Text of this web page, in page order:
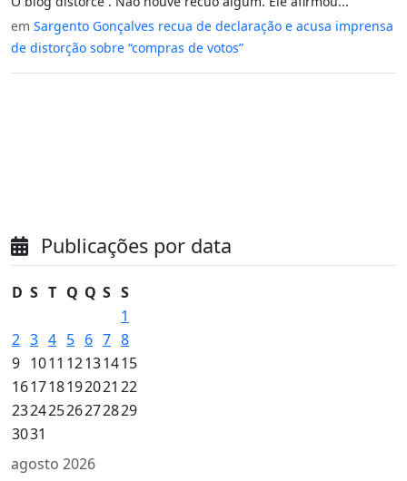
em Sargento Gonçalves recua de declaração e acusa imprensa
de distorção sobre “compras de votos”
Publicações por data
agosto 2026
D S T Q Q S S
1
2 3 4 5 6 7 8
9 1011 12131415
161718192021 22
23242526272829
3031